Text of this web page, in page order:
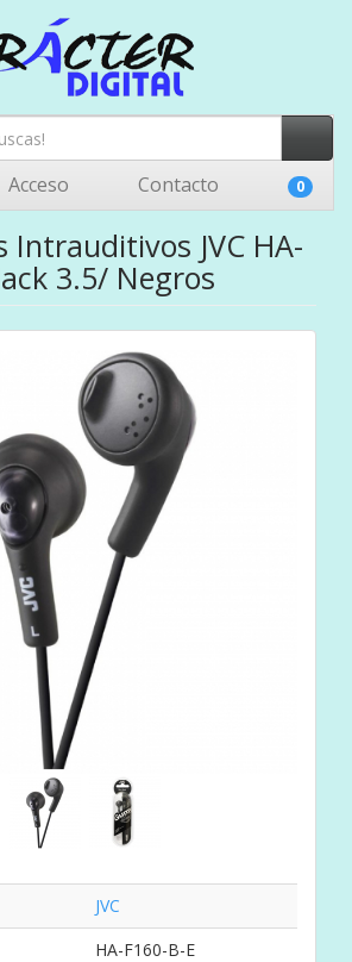
Acceso Contacto 0
Intrauditivos JVC HA-
3.5/ Negros
JVC
HA-F160-B-E